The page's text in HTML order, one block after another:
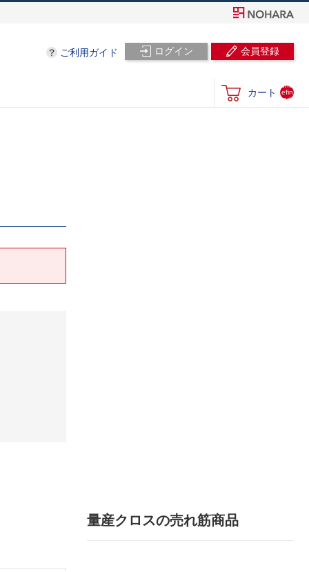
ログイン 会員登録
ご利用ガイド
カート
und
efin
ed
量産クロスの売れ筋商品